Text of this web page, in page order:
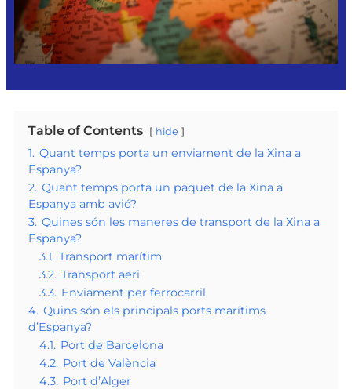
Table of Contents hide
1. Quant temps porta un enviament de la Xina a
Espanya?
2. Quant temps porta un paquet de la Xina a
Espanya amb avió?
3. Quines són les maneres de transport de la Xina a
Espanya?
3.1. Transport marítim
3.2. Transport aeri
3.3. Enviament per ferrocarril
4. Quins són els principals ports marítims
d’Espanya?
4.1. Port de Barcelona
4.2. Port de València
4.3. Port d’Alger